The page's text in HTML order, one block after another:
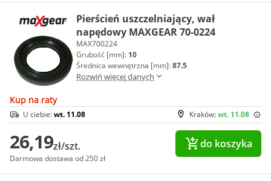
Pierścień uszczelniający, wał
napędowy MAXGEAR 70-0224
MAX700224
Grubość [mm]: 10
Średnica wewnętrzna [mm]:87.5
Rozwiń więcej danych
Kup na raty
Kraków:wt. 11.08
U ciebie:wt. 11.08
26,19zł/szt.
Darmowa dostawa od 250 zł
do koszyka